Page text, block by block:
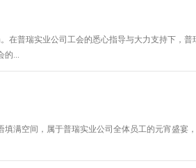
在普瑞实业公司工会的悉心指导与大力支持下，
的...
满空间，属于普瑞实业公司全体员工的元宵盛宴